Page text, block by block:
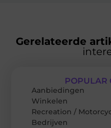
Gerelateerde
POPULAR
Aanbiedingen
Winkelen
Recreation /
Bedrijven